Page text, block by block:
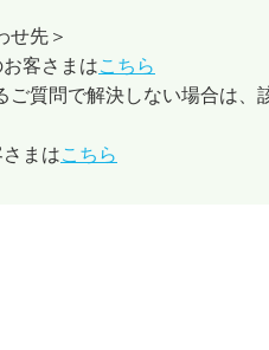
せ先＞
客さまはこちら
質問で解決しない場合は、
まはこちら